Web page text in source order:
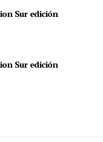
Sur edición
Sur edición